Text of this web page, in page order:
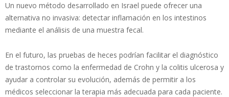
Un nuevo método desarrollado en Israel puede ofrecer una
alternativa no invasiva: detectar inflamación en los intestinos
mediante el análisis de una muestra fecal.
En el futuro, las pruebas de heces podrían facilitar el diagnóstico
de trastornos como la enfermedad de Crohn y la colitis ulcerosa y
ayudar a controlar su evolución, además de permitir a los
médicos seleccionar la terapia más adecuada para cada paciente.